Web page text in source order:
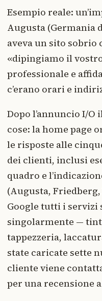
Esempio reale:
Augusta (Germania
aveva un sito sobrio
«dipingiamo il
professionale e
c’erano orari e
Dopo l’annuncio I/
cose: la home page
le risposte alle
dei clienti, inclusi
quadro e
(Augusta,
Google tutti i
singolarmente —
tappezzeria,
state caricate sette
cliente viene
per una recensione